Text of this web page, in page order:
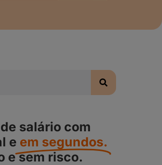
salário com
e em segundos.
e sem risco.